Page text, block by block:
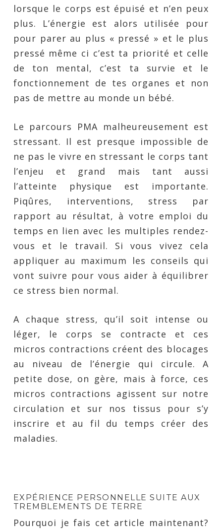
lorsque le corps est épuisé et n’en peux
plus. L’énergie est alors utilisée pour
pour parer au plus « pressé » et le plus
pressé même ci c’est ta priorité et celle
de ton mental, c’est ta survie et le
fonctionnement de tes organes et non
pas de mettre au monde un bébé.
Le parcours PMA malheureusement est
stressant. Il est presque impossible de
ne pas le vivre en stressant le corps tant
l’enjeu et grand mais tant aussi
l’atteinte physique est importante.
Piqûres, interventions, stress par
rapport au résultat, à votre emploi du
temps en lien avec les multiples rendez-
vous et le travail. Si vous vivez cela
appliquer au maximum les conseils qui
vont suivre pour vous aider à équilibrer
ce stress bien normal.
A chaque stress, qu’il soit intense ou
léger, le corps se contracte et ces
micros contractions créent des blocages
au niveau de l’énergie qui circule. A
petite dose, on gère, mais à force, ces
micros contractions agissent sur notre
circulation et sur nos tissus pour s’y
inscrire et au fil du temps créer des
maladies.
EXPÉRIENCE PERSONNELLE SUITE AUX
TREMBLEMENTS DE TERRE
Pourquoi je fais cet article maintenant?